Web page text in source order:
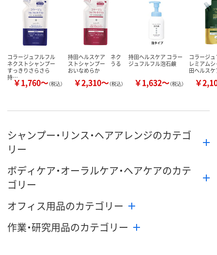
カ
コラージュフルフル
ネクストシャンプー
すっきりさらさら
持…￥1,760～（税込）
持田ヘルスケア ネク
ストシャンプー うる
おいなめらか
￥2,310～（税込）
持田ヘルスケア コラー
ジュフルフル泡石鹸
￥1,632～（税込）
コラージ
レミアム
田ヘルスケ
￥
シャンプー・リンス・ヘアアレンジのカテゴ
リー
ボディケア・オーラルケア・ヘアケアのカテ
ゴリー
オフィス用品のカテゴリー
作業・研究用品のカテゴリー